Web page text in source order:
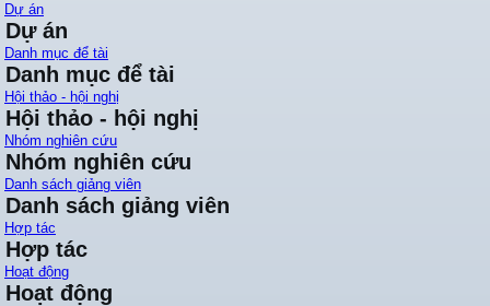
Dự án
Dự án
Danh mục để tài
Danh mục để tài
Hội thảo - hội nghị
Hội thảo - hội nghị
Nhóm nghiên cứu
Nhóm nghiên cứu
Danh sách giảng viên
Danh sách giảng viên
Hợp tác
Hợp tác
Hoạt động
Hoạt động